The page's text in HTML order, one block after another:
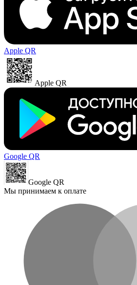
Apple QR
Apple QR
Google QR
Google QR
Мы принимаем к оплате